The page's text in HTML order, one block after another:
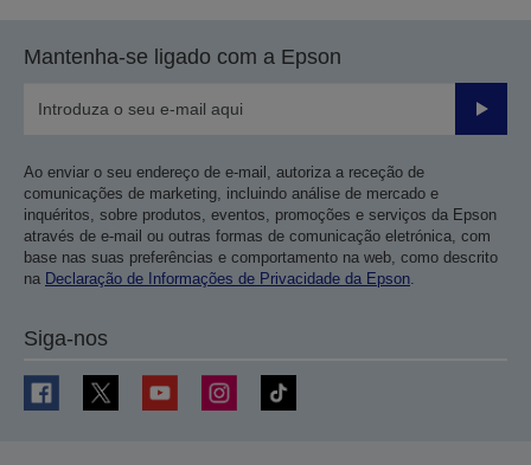
Mantenha-se ligado com a Epson
Enviar
Ao enviar o seu endereço de e-mail, autoriza a receção de
comunicações de marketing, incluindo análise de mercado e
inquéritos, sobre produtos, eventos, promoções e serviços da Epson
através de e-mail ou outras formas de comunicação eletrónica, com
base nas suas preferências e comportamento na web, como descrito
na Declaração de Informações de Privacidade da Epson.
Siga-nos